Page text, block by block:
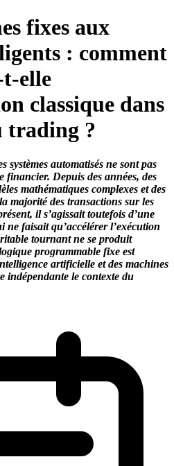
fixes aux
: comment
elle
classique dans
trading ?
automatisés ne sont pas
financier. Depuis des années, des
mathématiques complexes et des
majorité des transactions sur les
il s’agissait toutefois d’une
faisait qu’accélérer l’exécution
tournant ne se produit
programmable fixe est
artificielle et des machines
indépendante le contexte du